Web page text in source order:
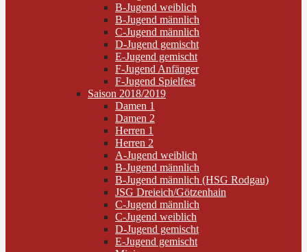
B-Jugend weiblich
B-Jugend männlich
C-Jugend männlich
D-Jugend gemischt
E-Jugend gemischt
F-Jugend Anfänger
F-Jugend Spielfest
Saison 2018/2019
Damen 1
Damen 2
Herren 1
Herren 2
A-Jugend weiblich
B-Jugend männlich
B-Jugend männlich (HSG Rodgau)
JSG Dreieich/Götzenhain
C-Jugend männlich
C-Jugend weiblich
D-Jugend gemischt
E-Jugend gemischt